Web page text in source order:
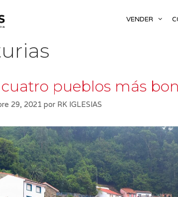
VENDER
cuatro pueblos más
29, 2021 por RK IGLESIAS